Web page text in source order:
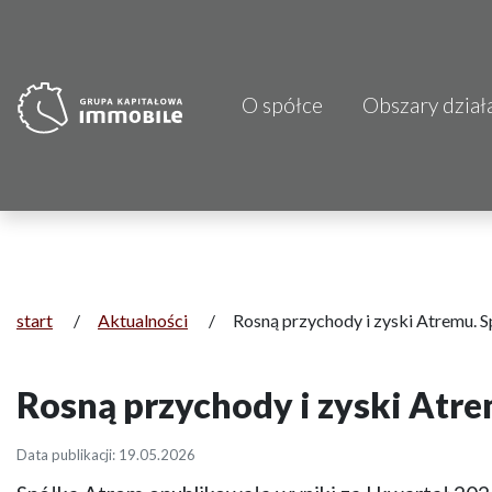
O spółce Obszary
CDI KB Sp. z
Projprzem
Fundacja
start / Aktualności / Rosną przychody i zyski Atremu.
Rosną przychody i zyski
Data publikacji: 19.05.2026